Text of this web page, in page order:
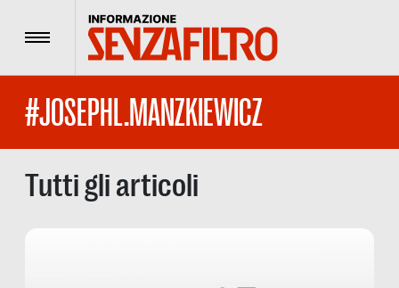
Menu
#JOSEPHL.MANZKIEWICZ
Tutti gli articoli